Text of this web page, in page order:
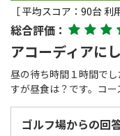
［ 平均スコア：90台 利
総合評価：
アコーディアに
昼の待ち時間１時間で
すが昼食は？です。コー
ゴルフ場からの回